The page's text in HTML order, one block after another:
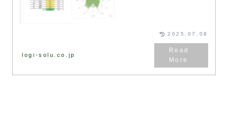
logi-solu.co.jp
2025.07.08